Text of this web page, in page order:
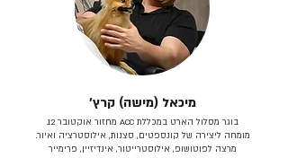
מיכאל (מישה) קרץ׳
בוגר מסלול הארט במכללת ACC מחזור אוקטובר 12.
מומחה ליצירה של קונספטים, סצנות, אילוסטרציה ואיור.
מרצה לפוטושופ, אילוסטרייטור, אינדיזיין, פרימייר